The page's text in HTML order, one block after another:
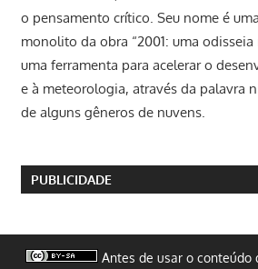
o pensamento crítico. Seu nome é
monolito da obra “2001: uma odisseia
uma ferramenta para acelerar o
e à meteorologia, através da palavra
de alguns gêneros de nuvens.
PUBLICIDADE
Antes de usar o conteúdo